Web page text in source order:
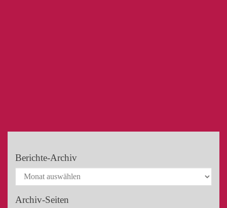
Berichte-Archiv
Archiv-Seiten